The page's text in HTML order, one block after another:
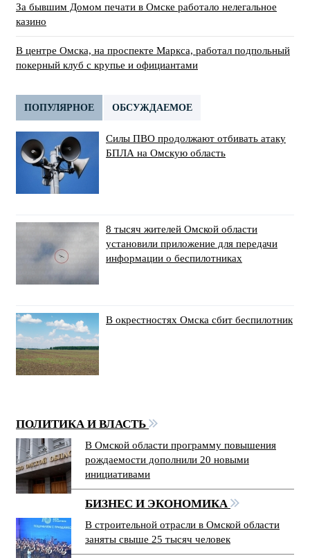
За бывшим Домом печати в Омске работало нелегальное
казино
В центре Омска, на проспекте Маркса, работал подпольный
покерный клуб с крупье и официантами
ПОПУЛЯРНОЕ ОБСУЖДАЕМОЕ
Силы ПВО продолжают отбивать атаку
БПЛА на Омскую область
8 тысяч жителей Омской области
установили приложение для передачи
информации о беспилотниках
В окрестностях Омска сбит беспилотник
ПОЛИТИКА И ВЛАСТЬ
В Омской области программу повышения
рождаемости дополнили 20 новыми
инициативами
БИЗНЕС И ЭКОНОМИКА
В строительной отрасли в Омской области
заняты свыше 25 тысяч человек